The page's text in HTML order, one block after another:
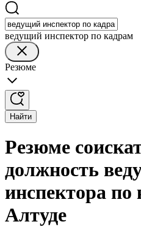
ведущий инспектор по кадрам
Резюме
Найти
Резюме
должность
инспектора по
Алтуде